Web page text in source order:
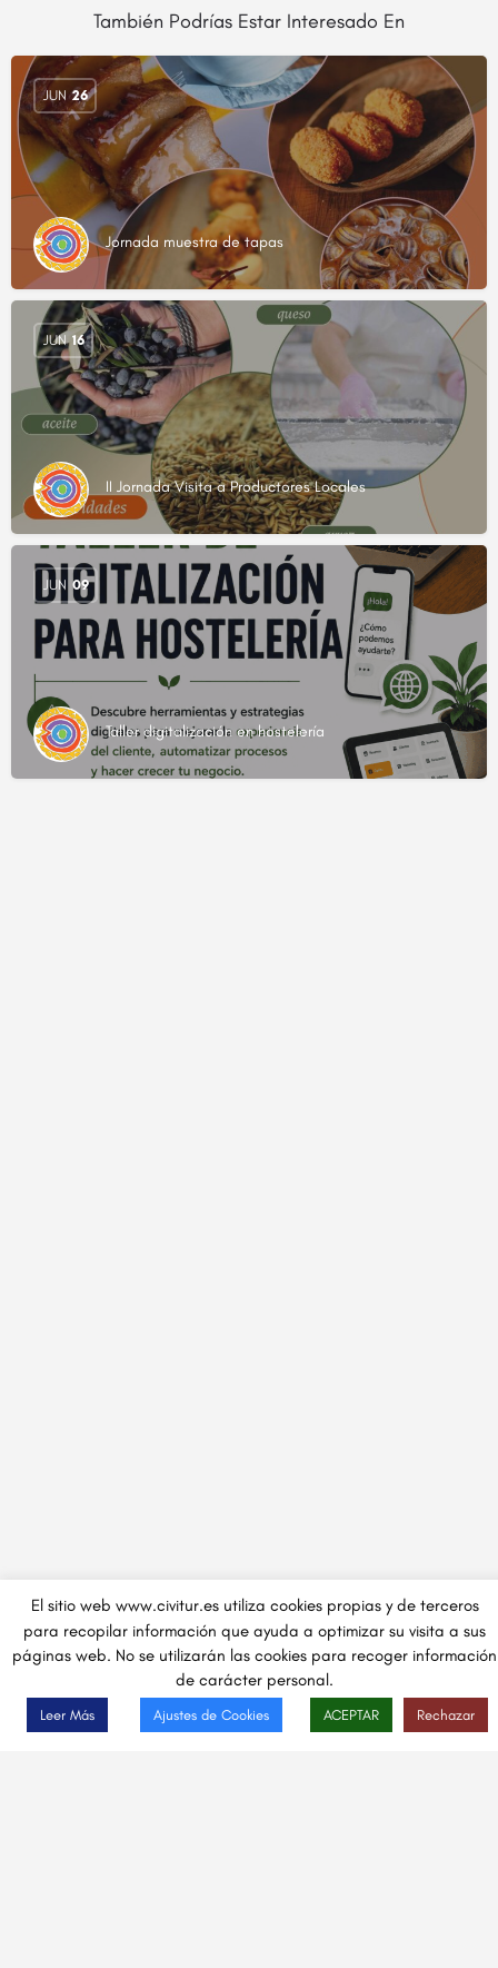
También Podrías Estar Interesado En
Jornada muestra de tapas
JUN 26
II Jornada Visita a Productores Locales
JUN 16
Taller digitalización en hostelería
JUN 09
El sitio web www.civitur.es utiliza cookies propias y de terceros
para recopilar información que ayuda a optimizar su visita a sus
páginas web. No se utilizarán las cookies para recoger información
de carácter personal.
Leer Más Ajustes de Cookies ACEPTAR Rechazar